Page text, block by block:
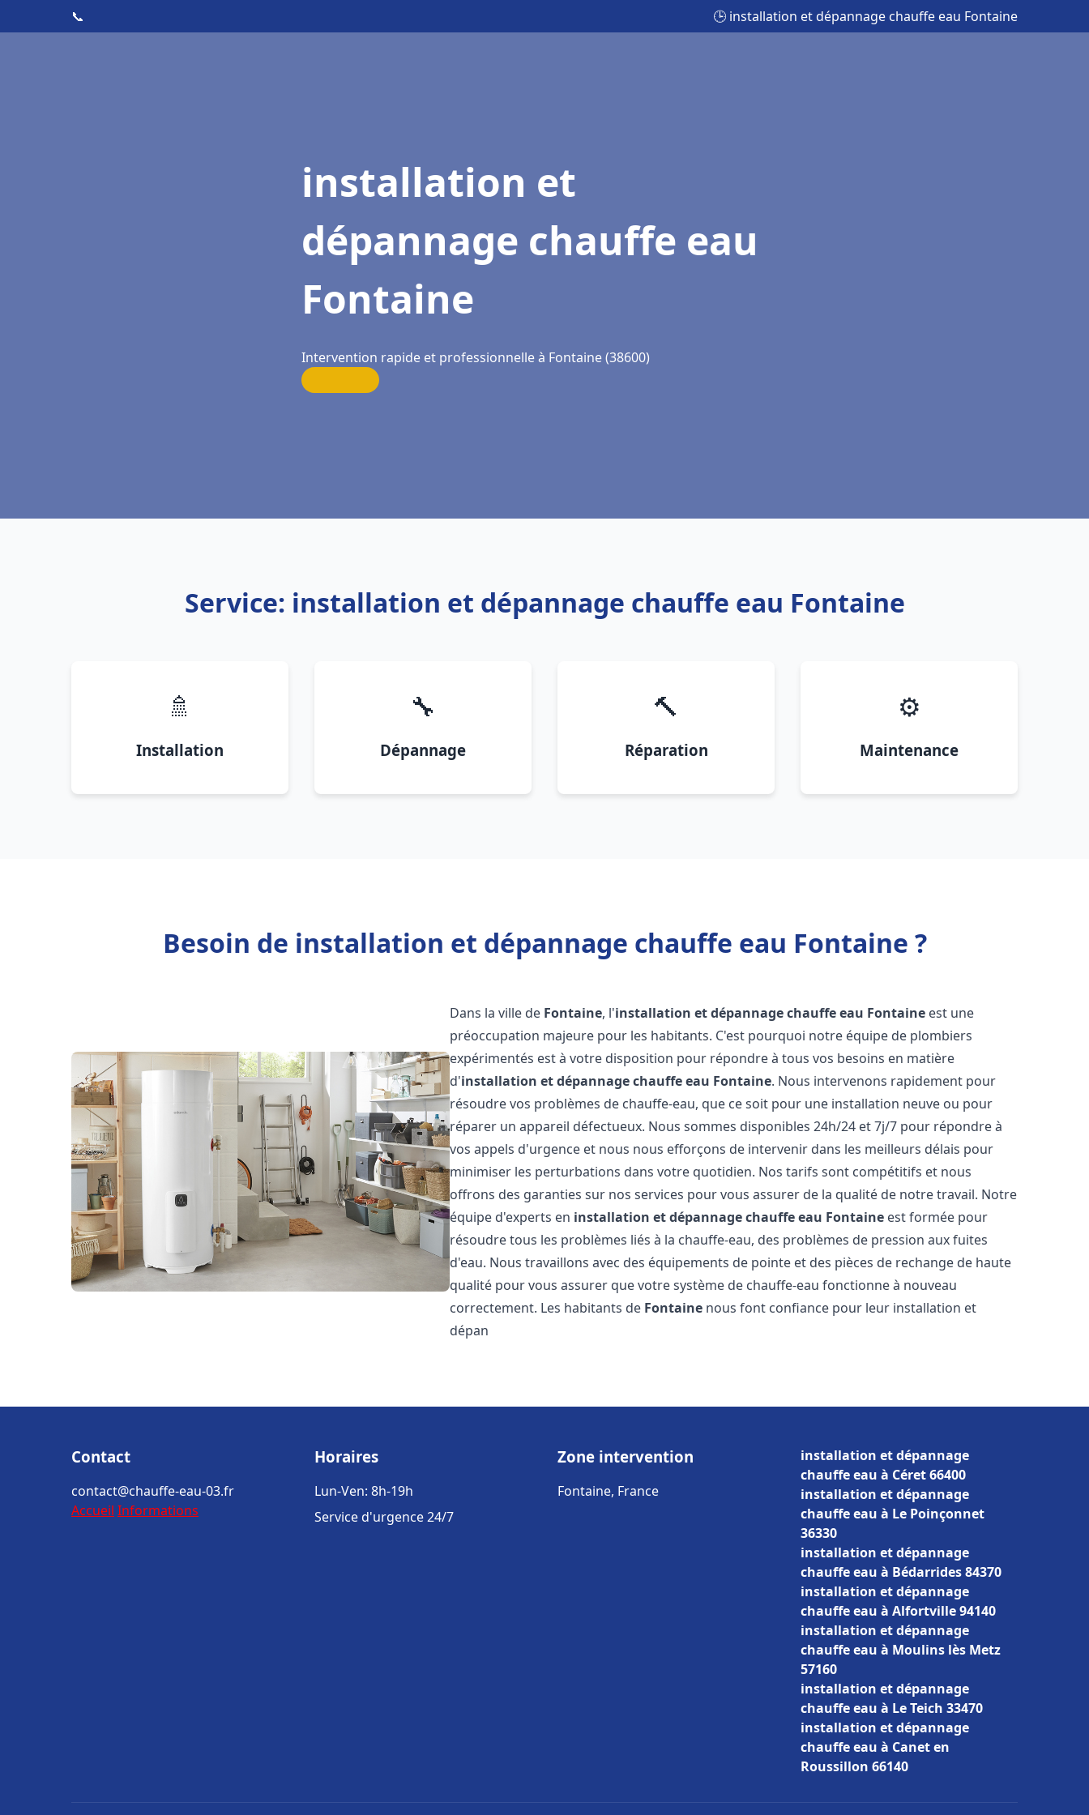
📞 🕒 installation et dépannage chauffe eau Fontaine
installation et
dépannage chauffe eau
Fontaine
Intervention rapide et professionnelle à Fontaine (38600)
Service: installation et dépannage chauffe eau Fontaine
🚿
Installation
🔧
Dépannage
🔨
Réparation
⚙️
Maintenance
Besoin de installation et dépannage chauffe eau Fontaine ?
Dans la ville de Fontaine, l'installation et dépannage chauffe eau Fontaine est une
préoccupation majeure pour les habitants. C'est pourquoi notre équipe de plombiers
expérimentés est à votre disposition pour répondre à tous vos besoins en matière
d'installation et dépannage chauffe eau Fontaine. Nous intervenons rapidement pour
résoudre vos problèmes de chauffe-eau, que ce soit pour une installation neuve ou pour
réparer un appareil défectueux. Nous sommes disponibles 24h/24 et 7j/7 pour répondre à
vos appels d'urgence et nous nous efforçons de intervenir dans les meilleurs délais pour
minimiser les perturbations dans votre quotidien. Nos tarifs sont compétitifs et nous
offrons des garanties sur nos services pour vous assurer de la qualité de notre travail. Notre
équipe d'experts en installation et dépannage chauffe eau Fontaine est formée pour
résoudre tous les problèmes liés à la chauffe-eau, des problèmes de pression aux fuites
d'eau. Nous travaillons avec des équipements de pointe et des pièces de rechange de haute
qualité pour vous assurer que votre système de chauffe-eau fonctionne à nouveau
correctement. Les habitants de Fontaine nous font confiance pour leur installation et
dépan
Contact
contact@chauffe-eau-03.fr
Accueil Informations
Horaires
Lun-Ven: 8h-19h
Service d'urgence 24/7
Zone intervention
Fontaine, France
installation et dépannage
chauffe eau à Céret 66400
installation et dépannage
chauffe eau à Le Poinçonnet
36330
installation et dépannage
chauffe eau à Bédarrides 84370
installation et dépannage
chauffe eau à Alfortville 94140
installation et dépannage
chauffe eau à Moulins lès Metz
57160
installation et dépannage
chauffe eau à Le Teich 33470
installation et dépannage
chauffe eau à Canet en
Roussillon 66140